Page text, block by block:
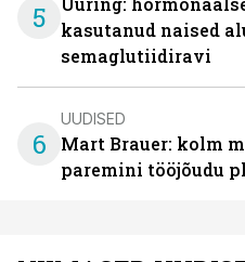
5
kasutanud naised
semaglutiidiravi
6
UUDISED
Mart Brauer: kolm
paremini tööjõudu